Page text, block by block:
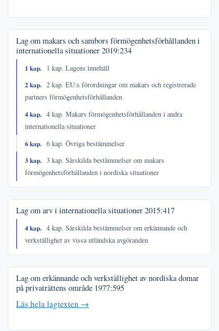
Lag om makars och sambors förmögenhetsförhållanden i
internationella situationer2019:234
1 kap.
1 kap. Lagens innehåll
2 kap. 2 kap. EU:s förordningar om makars och registrerade
partners förmögenhetsförhållanden
4 kap. 4 kap. Makars förmögenhetsförhållanden i andra
internationella situationer
6 kap. 6 kap. Övriga bestämmelser
3 kap. 3 kap. Särskilda bestämmelser om makars
förmögenhetsförhållanden i nordiska situationer
Lag om arv i internationella situationer2015:417
4 kap. 4 kap. Särskilda bestämmelser om erkännande och
verkställighet av vissa utländska avgöranden
Lag om erkännande och verkställighet av nordiska domar
på privaträttens område 1977:595
Läs hela lagtexten →